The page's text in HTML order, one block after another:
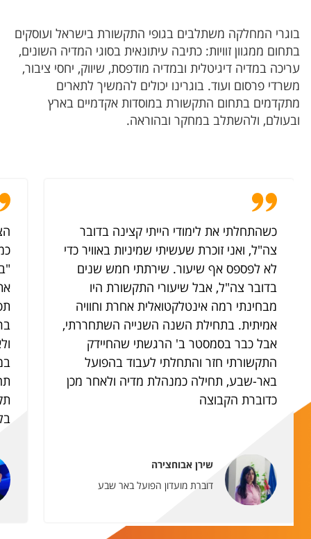
​בוגרי המחלקה משתלבים בגופי התקשורת בישראל ועוסקים
בתחום ממגוון זוויות: כתיבה עיתונאית בסוגי המדיה השונים,
עריכה במדיה דיגיטלית ובמדיה מודפסת, שיווק, יחסי ציבור,
משרדי פרסום ועוד. בוגרינו יכולים להמשיך לתארים
מתקדמים בתחום התקשורת במוסדות אקדמיים בארץ
ובעולם, ולהשתלב במחקר ובהוראה.​​
כשהתחלתי את לימודי הייתי קצינה בדובר
צה"ל, ואני זוכרת שעשיתי שמיניות באוויר כדי
לא לפספס אף שיעור. שירתתי חמש שנים
בדובר צה"ל, אבל שיעורי התקשורת היו
מבחינתי רמה אינטלקטואלית אחרת וחוויה
אמיתית. בתחילת השנה השנייה השתחררתי,
אבל כבר בסמסטר ב' הרגשתי שהחיידק
התקשורתי חזר והתחלתי לעבוד בהפועל
באר-שבע, תחילה כמנהלת מדיה ולאחר מכן
כדוברת הקבוצה
שירן אבוחצירה
דוברת מועדון הפועל באר שבע